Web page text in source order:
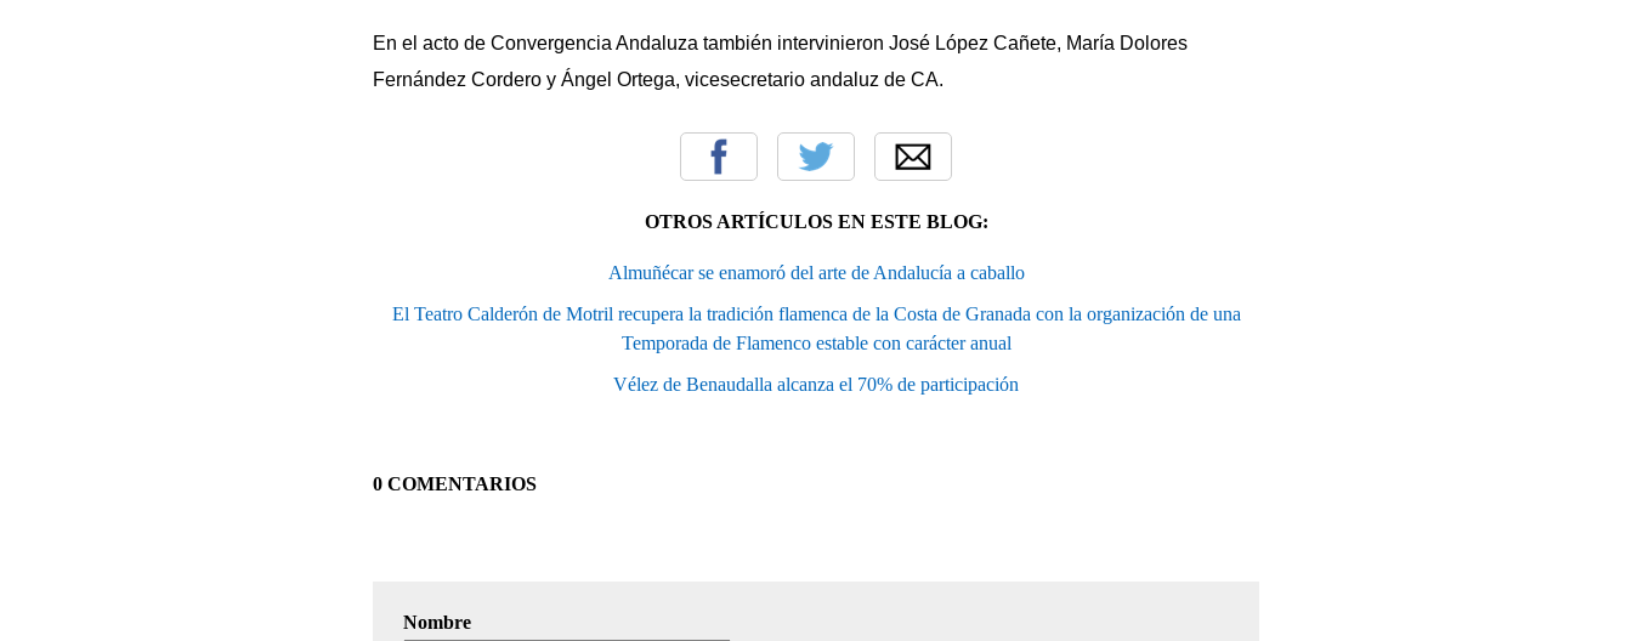
En el acto de Convergencia Andaluza también intervinieron José López Cañete, María Dolores
Fernández Cordero y Ángel Ortega, vicesecretario andaluz de CA.
OTROS ARTÍCULOS EN ESTE BLOG:
Almuñécar se enamoró del arte de Andalucía a caballo
El Teatro Calderón de Motril recupera la tradición flamenca de la Costa de Granada con la organización de una
Temporada de Flamenco estable con carácter anual
Vélez de Benaudalla alcanza el 70% de participación
0 COMENTARIOS
Nombre